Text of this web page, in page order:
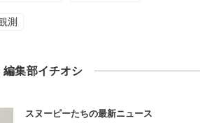
測
編集部イチオシ
スヌーピーたちの最新ニュース